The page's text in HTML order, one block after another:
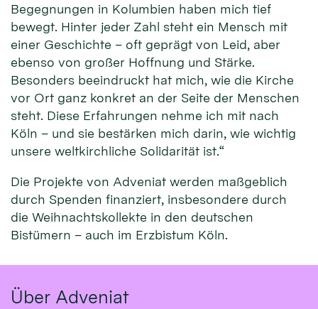
Begegnungen in Kolumbien haben mich tief
bewegt. Hinter jeder Zahl steht ein Mensch mit
einer Geschichte – oft geprägt von Leid, aber
ebenso von großer Hoffnung und Stärke.
Besonders beeindruckt hat mich, wie die Kirche
vor Ort ganz konkret an der Seite der Menschen
steht. Diese Erfahrungen nehme ich mit nach
Köln – und sie bestärken mich darin, wie wichtig
unsere weltkirchliche Solidarität ist.“
Die Projekte von Adveniat werden maßgeblich
durch Spenden finanziert, insbesondere durch
die Weihnachtskollekte in den deutschen
Bistümern – auch im Erzbistum Köln.
Über Adveniat